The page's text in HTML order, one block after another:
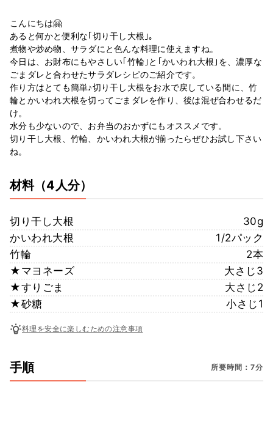
こんにちは🤗
あると何かと便利な｢切り干し大根｣。
煮物や炒め物、サラダにと色んな料理に使えますね。
今日は、お財布にもやさしい｢竹輪｣と｢かいわれ大根｣を、濃厚な
ごまダレと合わせたサラダレシピのご紹介です。
作り方はとても簡単♪切り干し大根をお水で戻している間に、竹
輪とかいわれ大根を切ってごまダレを作り、後は混ぜ合わせるだ
け。
水分も少ないので、お弁当のおかずにもオススメです。
切り干し大根、竹輪、かいわれ大根が揃ったらぜひお試し下さい
ね。
材料（4人分）
切り干し大根
30g
かいわれ大根
1/2パック
竹輪
2本
★マヨネーズ
大さじ3
★すりごま
大さじ2
★砂糖
小さじ1
料理を安全に楽しむための注意事項
手順 所要時間：7分